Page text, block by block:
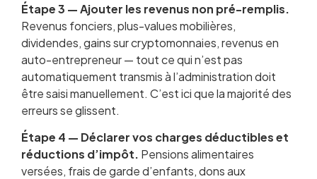
Étape 3 — Ajouter les revenus non pré-remplis.
Revenus fonciers, plus-values mobilières,
dividendes, gains sur cryptomonnaies, revenus en
auto-entrepreneur — tout ce qui n’est pas
automatiquement transmis à l’administration doit
être saisi manuellement. C’est ici que la majorité des
erreurs se glissent.
Étape 4 — Déclarer vos charges déductibles et
réductions d’impôt. Pensions alimentaires
versées, frais de garde d’enfants, dons aux